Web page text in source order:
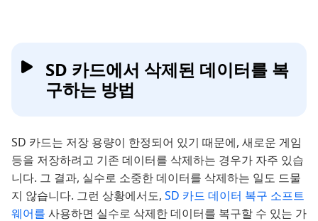
SD 카드에서 삭제된 데이터를 복
구하는 방법
SD 카드는 저장 용량이 한정되어 있기 때문에, 새로운 게임
등을 저장하려고 기존 데이터를 삭제하는 경우가 자주 있습
니다. 그 결과, 실수로 소중한 데이터를 삭제하는 일도 드물
지 않습니다. 그런 상황에서도, SD 카드 데이터 복구 소프트
웨어를 사용하면 실수로 삭제한 데이터를 복구할 수 있는 가